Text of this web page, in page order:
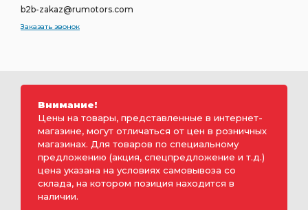
b2b-zakaz@rumotors.com
Заказать звонок
Внимание!
Цены на товары, представленные в интернет-
магазине, могут отличаться от цен в розничных
магазинах. Для товаров по специальному
предложению (акция, спецпредложение и т.д.)
цена указана на условиях самовывоза со
склада, на котором позиция находится в
наличии.